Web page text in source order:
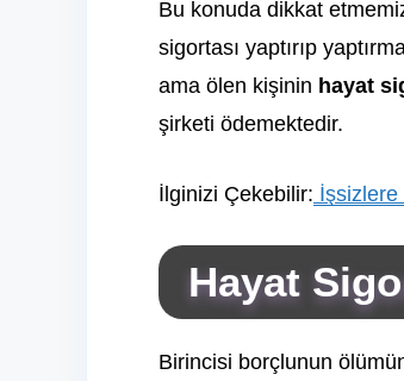
Bu konuda dikkat
sigortası yaptırıp
ama ölen kişinin hayat
şirketi ödemektedir.
İlginizi Çekebilir:
Hayat
Birincisi borçlunun